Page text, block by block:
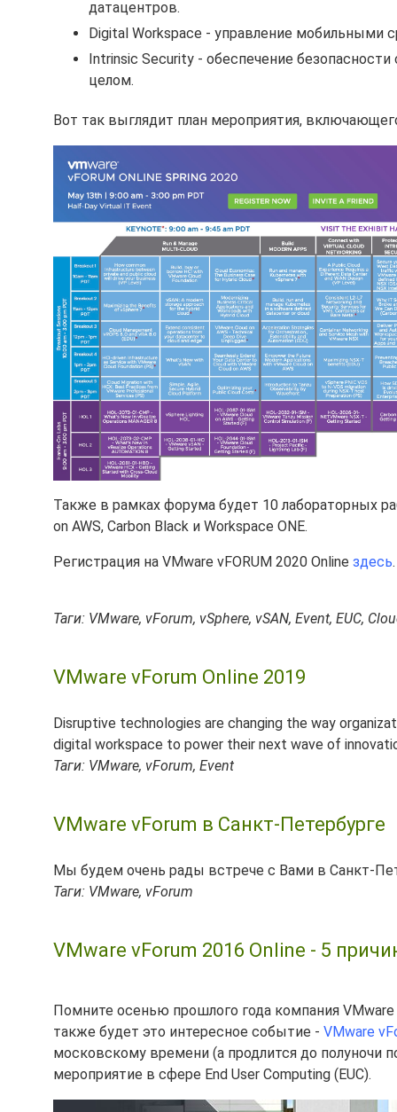
датацентров.
Digital Workspace - управление мобильными
Intrinsic Security - обеспечение
целом.
Вот так выглядит план мероприятия,
Также в рамках форума будет 10 лабораторных
on AWS, Carbon Black и Workspace ONE.
Регистрация на VMware vFORUM 2020 Online здесь.
Таги: VMware, vForum, vSphere, vSAN, Event, EUC,
VMware vForum Online 2019
Disruptive technologies are changing the way
digital workspace to power their next wave of
Таги: VMware, vForum, Event
VMware vForum в Санкт-Петербурге
Мы будем очень рады встрече с Вами в Санкт-
Таги: VMware, vForum
VMware vForum 2016 Online - 5
Помните осенью прошлого года компания
также будет это интересное событие - VMware
московскому времени (а продлится до полуночи
мероприятие в сфере End User Computing (EUC).